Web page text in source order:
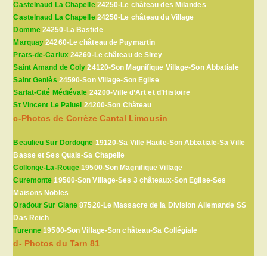
Castelnaud La Chapelle24250-Le château des Milandes
Castelnaud La Chapelle24250-Le château du Village
Domme24250-La Bastide
Marquay 24260-Le château de Puymartin
Prats-de-Carlux24260-Le château de Sirey
Saint Amand de Coly 24120-Son Magnifique Village-Son Abbatiale
Saint Geniès 24590-Son Village-Son Eglise
Sarlat-Cité Médiévale 24200-Ville d’Art et d’Histoire
St Vincent Le Paluel 24200-Son Château
c-Photos de Corrèze Cantal Limousin
Beaulieu Sur Dordogne 19120-Sa Ville Haute-Son Abbatiale-Sa Ville
Basse et Ses Quais-Sa Chapelle
Collonge-La-Rouge 19500-Son Magnifique Village
Curemonte 19500-Son Village-Ses 3 châteaux-Son Eglise-Ses
Maisons Nobles
Oradour Sur Glane 87520-Le Massacre de la Division Allemande SS
Das Reich
Turenne 19500-Son Village-Son château-Sa Collégiale
d- Photos du Tarn 81